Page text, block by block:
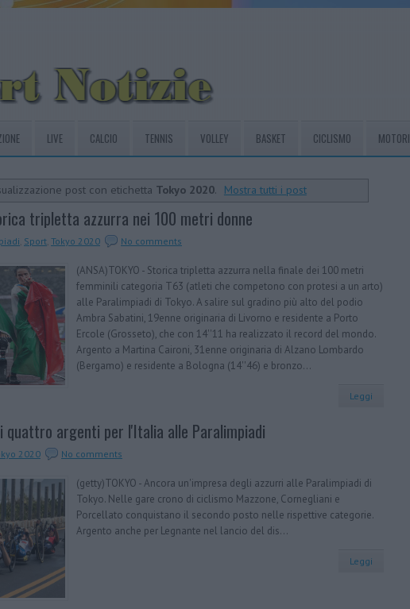
LIVE CALCIO TENNIS VOLLEY BASKET CICLISMO MOTORI
post con etichetta Tokyo 2020. Mostra tutti i post
tripletta azzurra nei 100 metri donne
Sport Tokyo 2020 No comments
(ANSA)TOKYO - Storica tripletta azzurra nella finale dei 100 metri
femminili categoria T63 (atleti che competono con protesi a un arto)
alle Paralimpiadi di Tokyo. A salire sul gradino più alto del podio
Ambra Sabatini, 19enne originaria di Livorno e residente a Porto
Ercole (Grosseto), che con 14''11 ha realizzato il record del mondo.
Argento a Martina Caironi, 31enne originaria di Alzano Lombardo
(Bergamo) e residente a Bologna (14''46) e bronzo...
Leggi
quattro argenti per l'Italia alle Paralimpiadi
2020 No comments
(getty)TOKYO - Ancora un'impresa degli azzurri alle Paralimpiadi di
Tokyo. Nelle gare crono di ciclismo Mazzone, Cornegliani e
Porcellato conquistano il secondo posto nelle rispettive categorie.
Argento anche per Legnante nel lancio del dis...
Leggi